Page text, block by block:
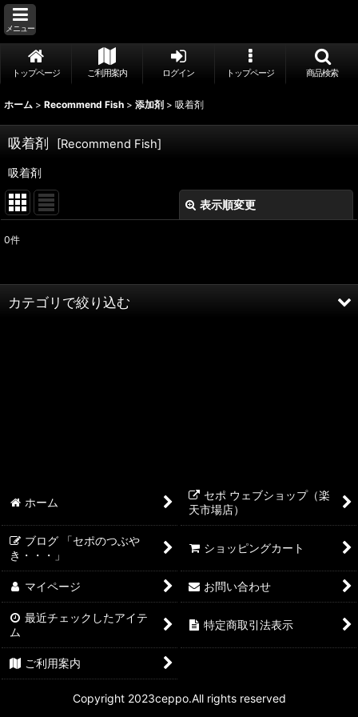
メニュー
トップページ ご利用案内 ログイン トップページ 商品検索
ホーム > Recommend Fish > 添加剤 > 吸着剤
吸着剤 [Recommend Fish]
吸着剤
表示順変更
並び順 :
0件
カテゴリで絞り込む
ホーム
セポ ウェブショップ（楽
天市場店）
ブログ 「セポのつぶや
き・・・」
ショッピングカート
マイページ お問い合わせ
最近チェックしたアイテ
ム
特定商取引法表示
ご利用案内
Copyright 2023ceppo.All rights reserved